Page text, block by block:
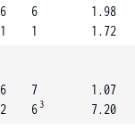
6
1
6
1
1.98
1.72
6
2
7
6 3
1.07
7.20